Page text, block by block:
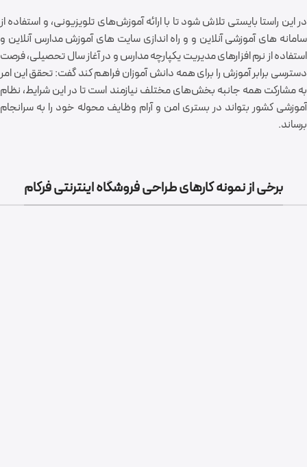
در این راستا بایستی تلاش ‌شود تا با ارائه آموزش‌های تلویزیونی، و استفاده از
سامانه های آموزشی آنلاین و و راه اندازی سایت های آموزش مدارس آنلاین و
استفاده از نرم افزارهای مدیریت یکپارچه مدارس و در آغاز سال تحصیلی، فرصت
دسترسی برابر آموزش را برای همه دانش آموزان فراهم کند گفت: تحقق این امر
به مشارکت همه جانبه بخش‌های مختلف نیازمند است تا در این شرایط، نظام
آموزشی کشور بتواند در بستری امن و آرام وظایف محوله خود را به سرانجام
برساند.
برخی از نمونه کارهای طراحی فروشگاه اینترنتی فرکام